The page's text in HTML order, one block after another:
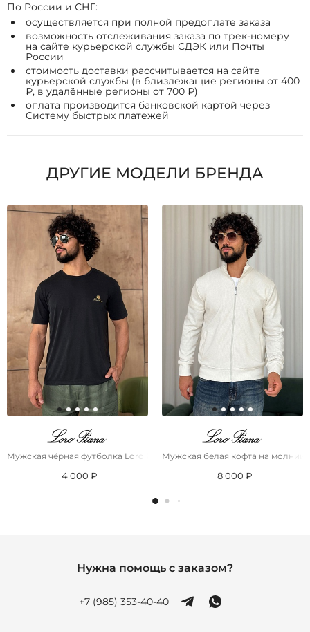
По России и СНГ:
осуществляется при полной предоплате заказа
возможность отслеживания заказа по трек-номеру
на сайте курьерской службы СДЭК или Почты
России
стоимость доставки рассчитывается на сайте
курьерской службы (в близлежащие регионы от 400
₽, в удалённые регионы от 700 ₽)
оплата производится банковской картой через
Систему быстрых платежей
ДРУГИЕ МОДЕЛИ БРЕНДА
Мужская чёрная футболка Loro Piana logo-embroidered
4 000 ₽
Мужская белая кофта на молнии
8 000 ₽
Нужна помощь с заказом?
+7 (985) 353-40-40